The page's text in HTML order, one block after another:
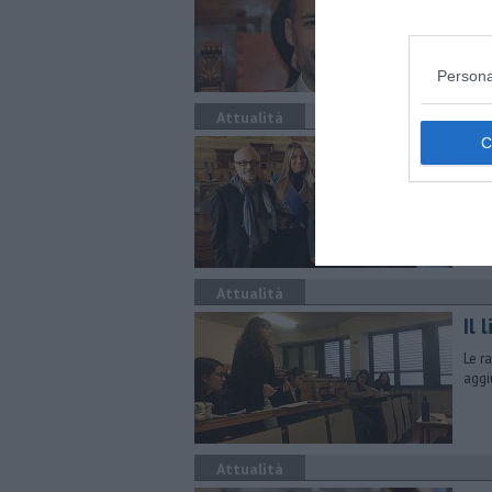
Attualità
I
Attualità
Il
Le
Attualità